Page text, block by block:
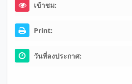
เข้าชม:
Print:
วันที่ลงประกาศ: